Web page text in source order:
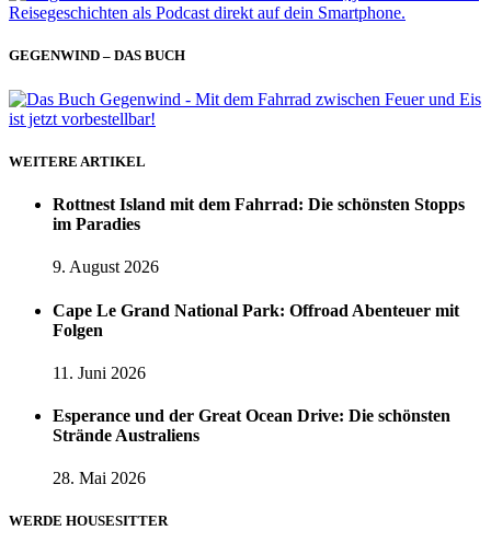
GEGENWIND – DAS BUCH
WEITERE ARTIKEL
Rottnest Island mit dem Fahrrad: Die schönsten Stopps
im Paradies
9. August 2026
Cape Le Grand National Park: Offroad Abenteuer mit
Folgen
11. Juni 2026
Esperance und der Great Ocean Drive: Die schönsten
Strände Australiens
28. Mai 2026
WERDE HOUSESITTER